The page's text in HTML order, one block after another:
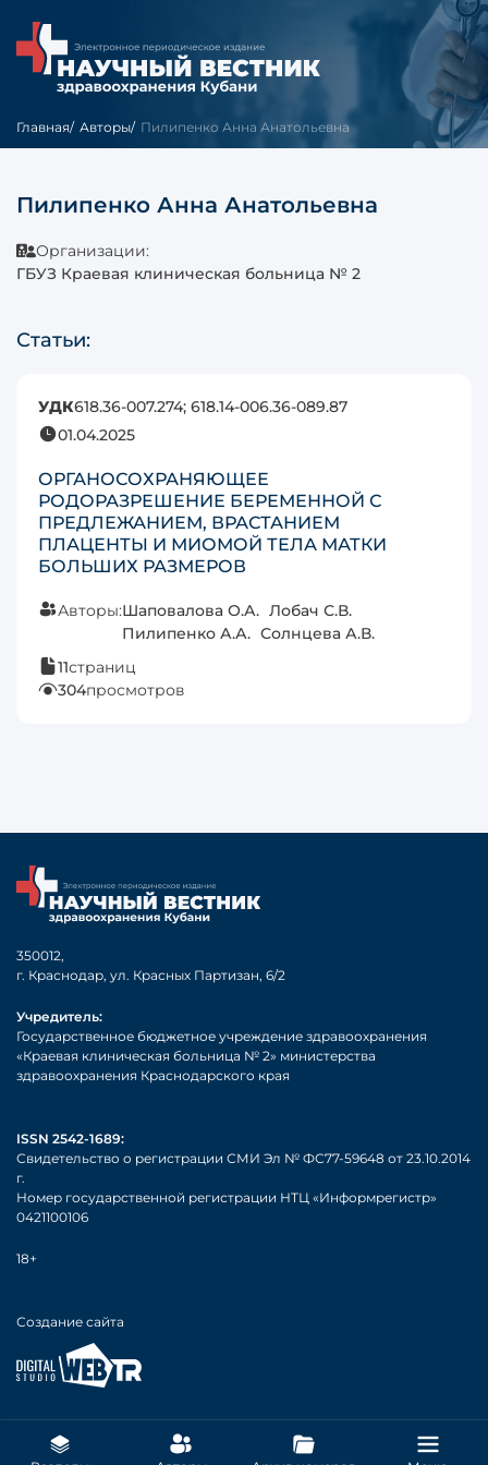
Главная Авторы Пилипенко Анна Анатольевна
Пилипенко Анна Анатольевна
Организации:
ГБУЗ Краевая клиническая больница № 2
Статьи:
УДК618.36-007.274; 618.14-006.36-089.87
01.04.2025
ОРГАНОСОХРАНЯЮЩЕЕ
РОДОРАЗРЕШЕНИЕ БЕРЕМЕННОЙ С
ПРЕДЛЕЖАНИЕМ, ВРАСТАНИЕМ
ПЛАЦЕНТЫ И МИОМОЙ ТЕЛА МАТКИ
БОЛЬШИХ РАЗМЕРОВ
Авторы:Шаповалова О.А. Лобач С.В.
Пилипенко А.А. Солнцева А.В.
11страниц
304просмотров
350012,
г. Краснодар, ул. Красных Партизан, 6/2
Учредитель:
Государственное бюджетное учреждение здравоохранения
«Краевая клиническая больница № 2» министерства
здравоохранения Краснодарского края
ISSN 2542-1689:
Свидетельство о регистрации СМИ Эл № ФС77-59648 от 23.10.2014
г.
Номер государственной регистрации НТЦ «Информрегистр»
0421100106
18+
Создание сайта